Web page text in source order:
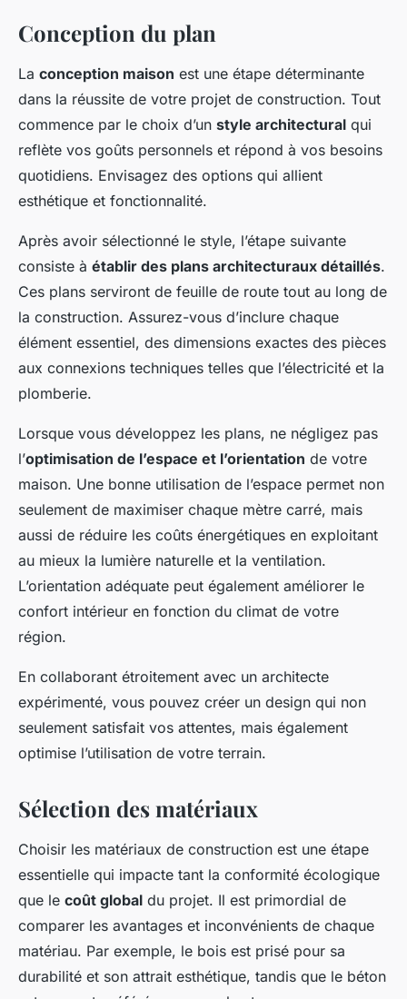
Conception du plan
La conception maison est une étape déterminante
dans la réussite de votre projet de construction. Tout
commence par le choix d’un style architectural qui
reflète vos goûts personnels et répond à vos besoins
quotidiens. Envisagez des options qui allient
esthétique et fonctionnalité.
Après avoir sélectionné le style, l’étape suivante
consiste à établir des plans architecturaux détaillés.
Ces plans serviront de feuille de route tout au long de
la construction. Assurez-vous d’inclure chaque
élément essentiel, des dimensions exactes des pièces
aux connexions techniques telles que l’électricité et la
plomberie.
Lorsque vous développez les plans, ne négligez pas
l’optimisation de l’espace et l’orientation de votre
maison. Une bonne utilisation de l’espace permet non
seulement de maximiser chaque mètre carré, mais
aussi de réduire les coûts énergétiques en exploitant
au mieux la lumière naturelle et la ventilation.
L’orientation adéquate peut également améliorer le
confort intérieur en fonction du climat de votre
région.
En collaborant étroitement avec un architecte
expérimenté, vous pouvez créer un design qui non
seulement satisfait vos attentes, mais également
optimise l’utilisation de votre terrain.
Sélection des matériaux
Choisir les matériaux de construction est une étape
essentielle qui impacte tant la conformité écologique
que le coût global du projet. Il est primordial de
comparer les avantages et inconvénients de chaque
matériau. Par exemple, le bois est prisé pour sa
durabilité et son attrait esthétique, tandis que le béton